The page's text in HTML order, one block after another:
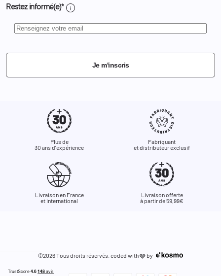
Restez informé(e)* info
Je m'inscris
Plus de
30 ans d'expérience
Fabriquant
et distributeur exclusif
Livraison en France
et international
Livraison offerte
à partir de 59,99€
©2026 Tous droits réservés. coded with🩶 by